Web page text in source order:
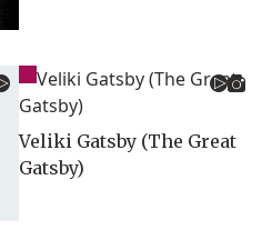
Veliki Gatsby (The Great
Gatsby)